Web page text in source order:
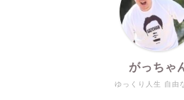
ゆっくり人生 自由
がっちゃ